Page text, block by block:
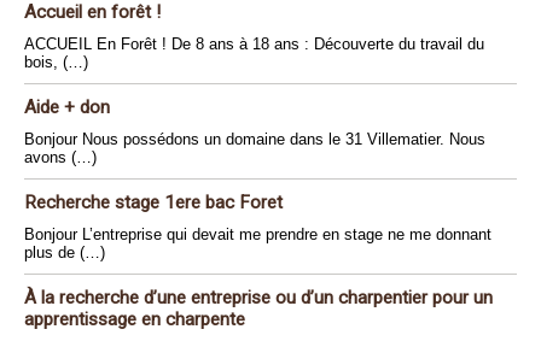
Accueil en forêt !
ACCUEIL En Forêt ! De 8 ans à 18 ans : Découverte du travail du
bois, (…)
Aide + don
Bonjour Nous possédons un domaine dans le 31 Villematier. Nous
avons (…)
Recherche stage 1ere bac Foret
Bonjour L’entreprise qui devait me prendre en stage ne me donnant
plus de (…)
À la recherche d’une entreprise ou d’un charpentier pour un
apprentissage en charpente